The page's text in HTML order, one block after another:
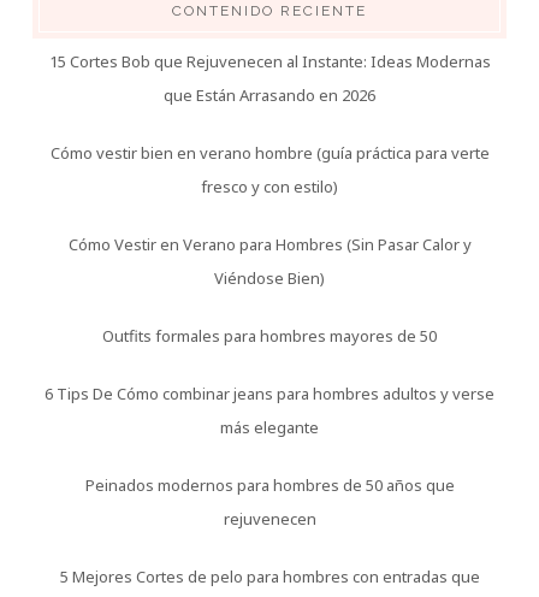
CONTENIDO RECIENTE
15 Cortes Bob que Rejuvenecen al Instante: Ideas Modernas
que Están Arrasando en 2026
Cómo vestir bien en verano hombre (guía práctica para verte
fresco y con estilo)
Cómo Vestir en Verano para Hombres (Sin Pasar Calor y
Viéndose Bien)
Outfits formales para hombres mayores de 50
6 Tips De Cómo combinar jeans para hombres adultos y verse
más elegante
Peinados modernos para hombres de 50 años que
rejuvenecen
5 Mejores Cortes de pelo para hombres con entradas que